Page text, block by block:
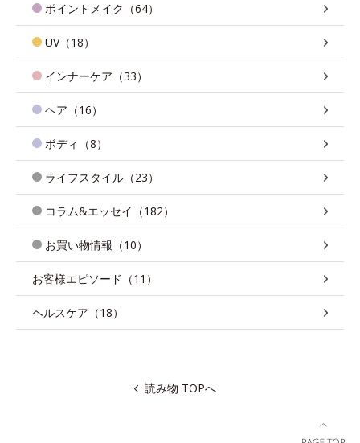
ポイントメイク（64）
UV（18）
インナーケア（33）
ヘア（16）
ボディ（8）
ライフスタイル（23）
コラム&エッセイ（182）
お買い物情報（10）
お客様エピソード（11）
ヘルスケア（18）
読み物 TOPへ